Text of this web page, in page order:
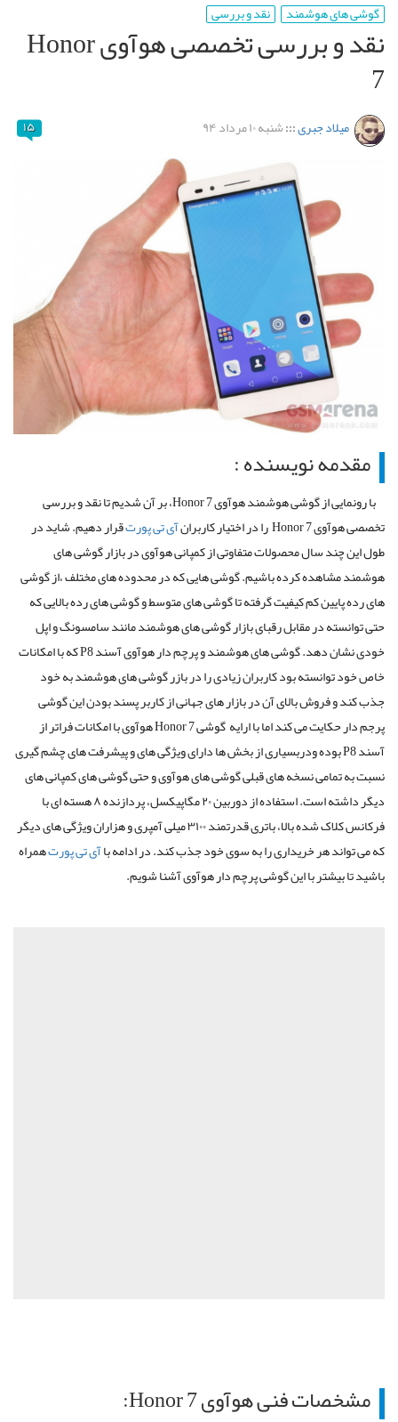
گوشی های هوشمند نقد و بررسی
نقد و بررسی تخصصی هوآوی Honor
7
میلاد جبری:::شنبه ۱۰ مرداد ۹۴ ۱۵
مقدمه نویسنده :
با رونمایی از گوشی هوشمند هوآوی Honor 7، بر آن شدیم تا نقد و بررسی
تخصصی هوآوی Honor 7 را در اختیار کاربران
آی تی پورتقرار دهیم. شاید در
طول این چند سال محصولات متفاوتی از کمپانی هوآوی در بازار گوشی های
هوشمند مشاهده کرده باشیم. گوشی هایی که در محدوده های مختلف ،از گوشی
های رده پایین کم کیفیت گرفته تا گوشی های متوسط و گوشی های رده بالایی که
حتی توانسته در مقابل رقبای بازار گوشی های هوشمند مانند سامسونگ و اپل
خودی نشان دهد. گوشی های هوشمند و پرچم دار هوآوی آسند P8 که با امکانات
خاص خود توانسته بود کاربران زیادی را در بازر گوشی های هوشمند به خود
جذب کند و فروش بالای آن در بازار های جهانی از کاربر پسند بودن این گوشی
پرجم دار حکایت می کند اما با ارایه گوشی Honor 7 هوآوی با امکانات فراتر از
آسند P8 بوده ودربسیاری از بخش ها دارای ویژگی های و پیشرفت های چشم گیری
نسبت به تمامی نسخه های قبلی گوشی های هوآوی و حتی گوشی های کمپانی های
دیگر داشته است. استفاده از دوربین ۲۰ مگاپیکسل، پردازنده ۸ هسته ای با
فرکانس کلاک شده بالا، باتری قدرتمند ۳۱۰۰ میلی آمپری و هزاران ویژگی های دیگر
که می تواند هر خریداری را به سوی خود جذب کند. در ادامه باآی تی پورتهمراه
باشید تا بیشتر با این گوشی پرچم دار هوآوی آشنا شویم.
مشخصات فنی هوآوی Honor 7: